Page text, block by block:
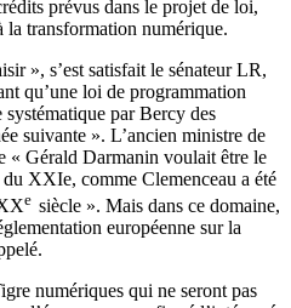
prévus dans le projet de loi,
la transformation numérique.
», s’est satisfait le sénateur LR,
qu’une loi de programmation
par Bercy des
suivante ». L’ancien ministre de
« Gérald Darmanin voulait être le
XXIe, comme Clemenceau a été
e siècle ». Mais dans ce domaine,
européenne sur la
numériques qui ne seront pas